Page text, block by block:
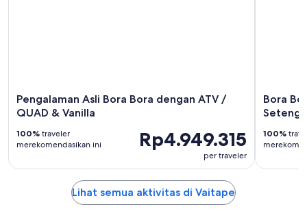
Pengalaman Asli Bora Bora dengan ATV /
QUAD & Vanilla
Rp4.949.315
per traveler
100% traveler
merekomendasikan ini
Bora
100%
Lihat semua aktivitas di Vaitape